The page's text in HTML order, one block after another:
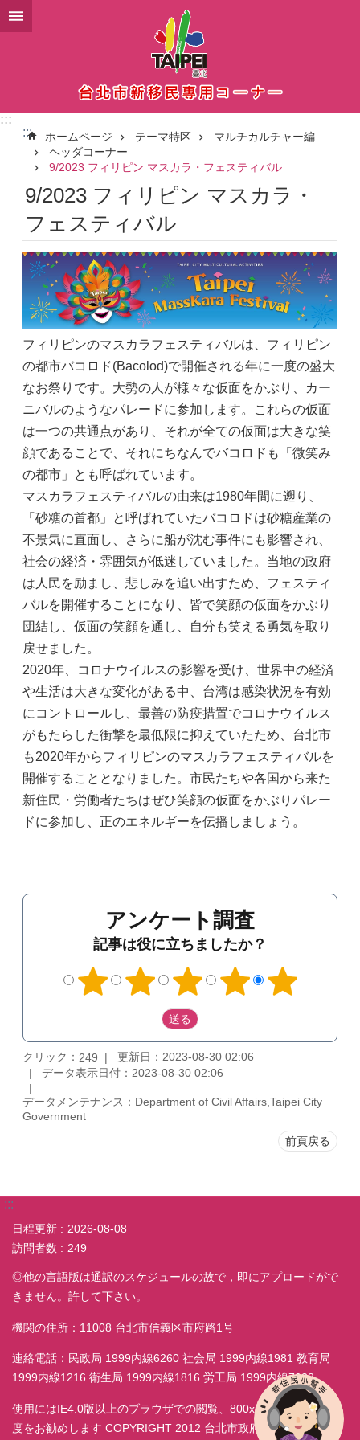
メインコンテンツブロックにスキップ
:::
:::
ホームページ テーマ特区
マルチカルチャー編
ヘッダコーナー
9/2023 フィリピン マスカラ・フェスティバル
9/2023 フィリピン マスカラ・
フェスティバル
フィリピンのマスカラフェスティバルは、フィリピン
の都市バコロド(Bacolod)で開催される年に一度の盛大
なお祭りです。大勢の人が様々な仮面をかぶり、カー
ニバルのようなパレードに参加します。これらの仮面
は一つの共通点があり、それが全ての仮面は大きな笑
顔であることで、それにちなんでバコロドも「微笑み
の都市」とも呼ばれています。
マスカラフェスティバルの由来は1980年間に遡り、
「砂糖の首都」と呼ばれていたバコロドは砂糖産業の
不景気に直面し、さらに船が沈む事件にも影響され、
社会の経済・雰囲気が低迷していました。当地の政府
は人民を励まし、悲しみを追い出すため、フェスティ
バルを開催することになり、皆で笑顔の仮面をかぶり
団結し、仮面の笑顔を通し、自分も笑える勇気を取り
戻せました。
2020年、コロナウイルスの影響を受け、世界中の経済
や生活は大きな変化がある中、台湾は感染状況を有効
にコントロールし、最善の防疫措置でコロナウイルス
がもたらした衝撃を最低限に抑えていたため、台北市
も2020年からフィリピンのマスカラフェスティバルを
開催することとなりました。市民たちや各国から来た
新住民・労働者たちはぜひ笑顔の仮面をかぶりパレー
ドに参加し、正のエネルギーを伝播しましょう。
アンケート調査
記事は役に立ちましたか？
クリック： 249
更新日：2023-08-30 02:06
データ表示日付：2023-08-30 02:06
データメンテナンス：Department of Civil Affairs,Taipei City
Government
前頁戻る
:::
日程更新
2026-08-08
訪問者数
249
◎他の言語版は通訳のスケジュールの故で，即にアプロードがで
きません。許して下さい。
機関の住所：11008 台北市信義区市府路1号
連絡電話：民政局 1999内線6260 社会局 1999内線1981 教育局
1999内線1216 衛生局 1999内線1816 労工局 1999内線7038
使用にはIE4.0版以上のブラウザでの閲覧、800x600モニター解析
度をお勧めします COPYRIGHT 2012 台北市政府民政局 ALL